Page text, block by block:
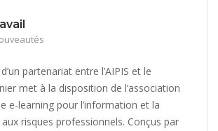
partenariat entre l’AIPIS et le
met à la disposition de l’association
e-learning pour l’information et la
risques professionnels. Conçus par